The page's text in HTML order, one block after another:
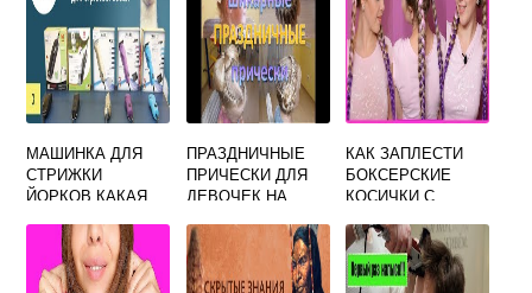
МАШИНКА ДЛЯ
СТРИЖКИ
ЙОРКОВ КАКАЯ
ПРАЗДНИЧНЫЕ
ПРИЧЕСКИ ДЛЯ
ДЕВОЧЕК НА
ВОЛОСЫ СВОИМИ
РУКАМИ
ПОШАГОВО
КАК ЗАПЛЕСТИ
БОКСЕРСКИЕ
КОСИЧКИ С